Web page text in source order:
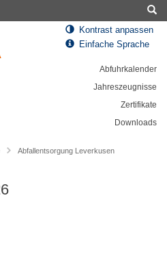
Kontrast anpassen
Einfache Sprache
Abfuhrkalender
Jahreszeugnisse
Zertifikate
Downloads
Abfallentsorgung Leverkusen